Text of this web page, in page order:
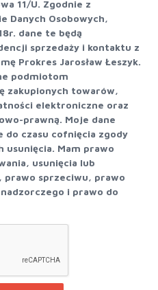
11/U. Zgodnie z
Danych Osobowych,
dane te będą
sprzedaży i kontaktu z
Prokres Jarosław Łeszyk.
podmiotom
zakupionych towarów,
elektroniczne oraz
prawną. Moje dane
do czasu cofnięcia zgody
Mam prawo
usunięcia lub
prawo sprzeciwu, prawo
i prawo do